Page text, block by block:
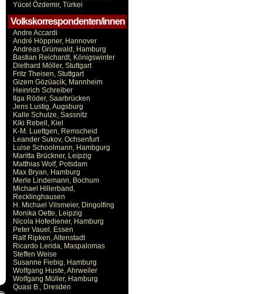
Yücel Özdemir, Türkei
Volkskorrespondenten/innen
Andre Accardi
André Höppner, Hannover
Andreas Grünwald, Hamburg
Bastian Reichardt, Königswinter
Diethard Möller, Stuttgart
Fritz Theisen, Stuttgart
Gizem Gözüacik, Mannheim
Heinrich Schreiber
Ilga Röder, Saarbrücken
Jens Lustig, Augsburg
Kalle Schulze, Sassnitz
Kiki Rebell, Kiel
K-M. Luettgen, Remscheid
Leander Sukov, Ochsenfurt
Luise Schoolmann, Hambgurg
Maritta Brückner, Leipzig
Matthias Wolf, Potsdam
Max Bryan, Hamburg
Merle Lindemann, Bochum
Michael Hillerband,
Recklinghausen
H. Michael Vilsmeier, Dingolfing
Monika Oette, Leipzig
Nicola Hofediener, Hamburg
Peter Vauel, Essen
Ralf Ripken, Altenstadt
Ricardo Lerida, Maspalomas
Steffen Weise
Susanne Fiebig, Hamburg
Wolfgang Huste, Ahrweiler
Wolfgang Müller, Hamburg
Quasi B., Dresden